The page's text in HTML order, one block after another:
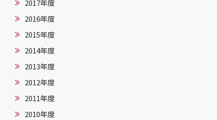
2017年度
2016年度
2015年度
2014年度
2013年度
2012年度
2011年度
2010年度